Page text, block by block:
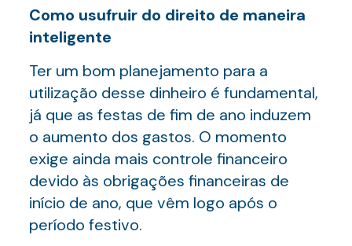
Como usufruir do direito de maneira
inteligente
Ter um bom planejamento para a
utilização desse dinheiro é fundamental,
já que as festas de fim de ano induzem
o aumento dos gastos. O momento
exige ainda mais controle financeiro
devido às obrigações financeiras de
início de ano, que vêm logo após o
período festivo.